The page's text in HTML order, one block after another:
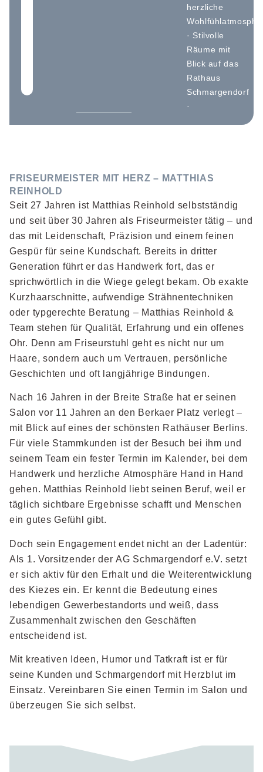
herzliche
· Stilvolle
Räume mit
Blick auf das
Rathaus
Schmargendorf
·
FRISEURMEISTER MIT HERZ – MATTHIAS
REINHOLD
Seit 27 Jahren ist Matthias Reinhold selbstständig
und seit über 30 Jahren als Friseurmeister tätig – und
das mit Leidenschaft, Präzision und einem feinen
Gespür für seine Kundschaft. Bereits in dritter
Generation führt er das Handwerk fort, das er
sprichwörtlich in die Wiege gelegt bekam. Ob exakte
Kurzhaarschnitte, aufwendige Strähnentechniken
oder typgerechte Beratung – Matthias Reinhold &
Team stehen für Qualität, Erfahrung und ein offenes
Ohr. Denn am Friseurstuhl geht es nicht nur um
Haare, sondern auch um Vertrauen, persönliche
Geschichten und oft langjährige Bindungen.
Nach 16 Jahren in der Breite Straße hat er seinen
Salon vor 11 Jahren an den Berkaer Platz verlegt –
mit Blick auf eines der schönsten Rathäuser Berlins.
Für viele Stammkunden ist der Besuch bei ihm und
seinem Team ein fester Termin im Kalender, bei dem
Handwerk und herzliche Atmosphäre Hand in Hand
gehen. Matthias Reinhold liebt seinen Beruf, weil er
täglich sichtbare Ergebnisse schafft und Menschen
ein gutes Gefühl gibt.
Doch sein Engagement endet nicht an der Ladentür:
Als 1. Vorsitzender der AG Schmargendorf e.V. setzt
er sich aktiv für den Erhalt und die Weiterentwicklung
des Kiezes ein. Er kennt die Bedeutung eines
lebendigen Gewerbestandorts und weiß, dass
Zusammenhalt zwischen den Geschäften
entscheidend ist.
Mit kreativen Ideen, Humor und Tatkraft ist er für
seine Kunden und Schmargendorf mit Herzblut im
Einsatz. Vereinbaren Sie einen Termin im Salon und
überzeugen Sie sich selbst.